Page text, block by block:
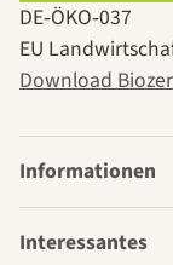
DE‑ÖKO‑037
EU
Download
Informationen
Interessantes